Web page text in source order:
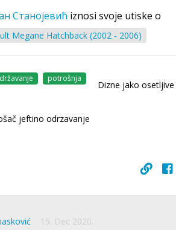
Станојевић iznosi svoje utiske o
Megane Hatchback (2002 - 2006)
potrošnja
jeftino odrzavanje
Dizne jako osetljive
15. Dec 2020.